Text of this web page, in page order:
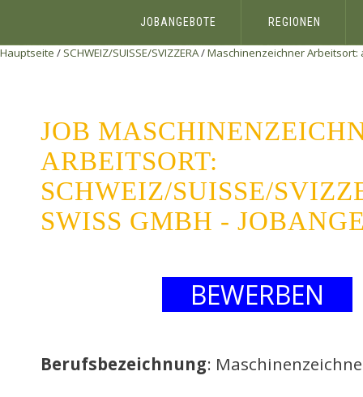
JOBANGEBOTE REGIONEN
Hauptseite / SCHWEIZ/SUISSE/SVIZZERA/Maschinenzeichner Arbeitsort:
JOB
ARBEITSORT:
SCHWEIZ/SUISSE/
SWISS GMBH -
BEWERBEN
Berufsbezeichnung: